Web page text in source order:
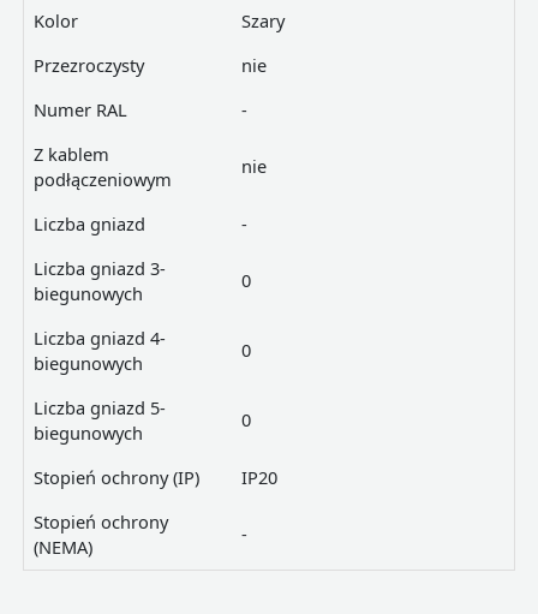
Kolor
Szary
Przezroczysty
nie
Numer RAL
-
Z kablem
podłączeniowym
nie
Liczba gniazd
-
Liczba gniazd 3-
biegunowych
0
Liczba gniazd 4-
biegunowych
0
Liczba gniazd 5-
biegunowych
0
Stopień ochrony (IP)
IP20
Stopień ochrony
(NEMA)
-